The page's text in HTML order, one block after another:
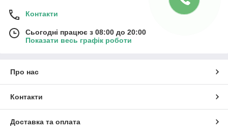
Контакти
Сьогодні працює з 08:00 до 20:00
Показати весь графік роботи
Про нас
Контакти
Доставка та оплата